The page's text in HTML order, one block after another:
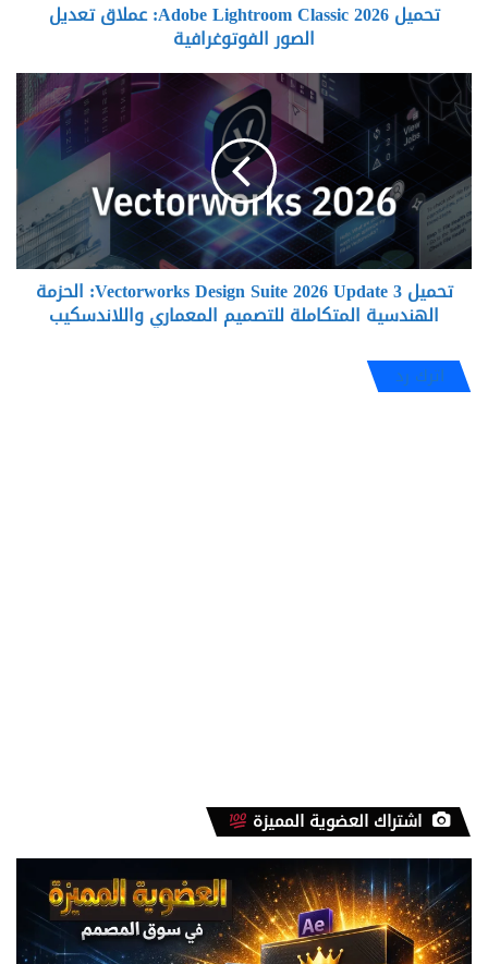
تحميل Adobe Lightroom Classic 2026: عملاق تعديل
الصور الفوتوغرافية
تحميل
Vectorworks
Design
2026
Update
3:
الحزمة
الهندسية
المتكاملة
للتصميم
واللاندسكيب
تحميل Vectorworks Design Suite 2026 Update 3: الحزمة
الهندسية المتكاملة للتصميم المعماري واللاندسكيب
اترك رد
اشتراك العضوية المميزة